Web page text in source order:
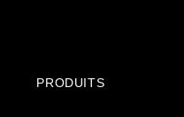
PRODUITS